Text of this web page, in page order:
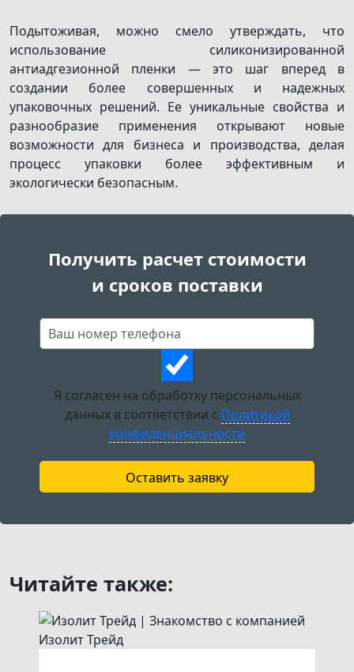
Подытоживая, можно смело утверждать, что
использование силиконизированной
антиадгезионной пленки — это шаг вперед в
создании более совершенных и надежных
упаковочных решений. Ее уникальные свойства и
разнообразие применения открывают новые
возможности для бизнеса и производства, делая
процесс упаковки более эффективным и
экологически безопасным.
Получить расчет стоимости
и сроков поставки
Я согласен на обработку персональных
данных в соответствии с Политикой
конфиденциальности
Оставить заявку
Читайте также: